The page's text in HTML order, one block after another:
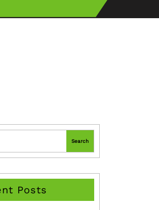
Posts